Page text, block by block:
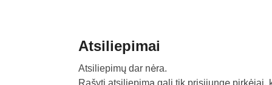
Atsiliepimai
Atsiliepimų dar nėra.